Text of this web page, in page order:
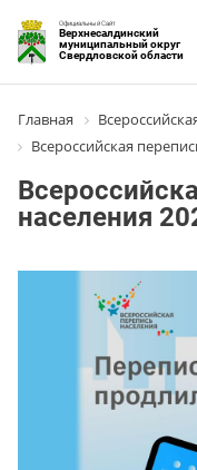
Официальный Сайт
Верхнесалдинский
муниципальный округ
Свердловской области
Главная
Всероссийская
населения